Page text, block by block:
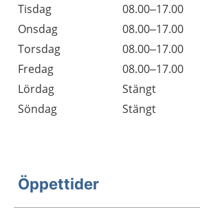
Tisdag
08.00–17.00
Onsdag
08.00–17.00
Torsdag
08.00–17.00
Fredag
08.00–17.00
Lördag
Stängt
Söndag
Stängt
Öppettider